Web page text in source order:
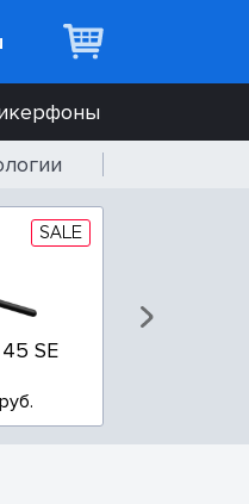
SALE
SE
руб.